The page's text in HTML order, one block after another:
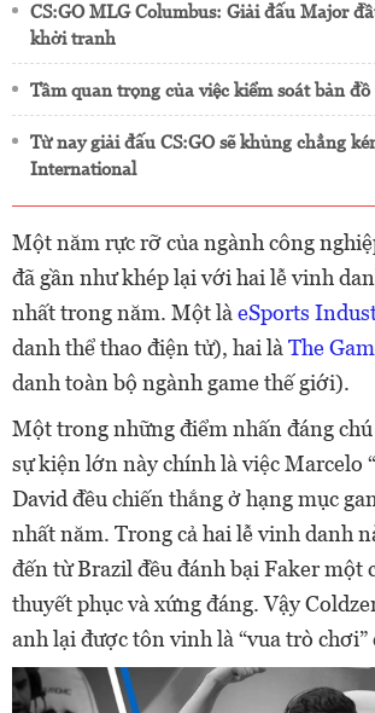
CS:GO MLG Columbus: Giải đấu Major
khởi tranh
Tầm quan trọng của việc kiểm soát bản đồ
Từ nay giải đấu CS:GO sẽ khủng chẳng
International
Một năm rực rỡ của ngành công
đã gần như khép lại với hai lễ vinh
nhất trong năm. Một là eSports
danh thể thao điện tử), hai là The
danh toàn bộ ngành game thế giới).
Một trong những điểm nhấn đáng chú
sự kiện lớn này chính là việc Marcelo
David đều chiến thắng ở hạng mục
nhất năm. Trong cả hai lễ vinh danh
đến từ Brazil đều đánh bại Faker một
thuyết phục và xứng đáng. Vậy
anh lại được tôn vinh là “vua trò chơi”